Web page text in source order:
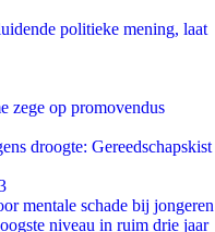
politieke mening, laat
zege op promovendus
droogte: Gereedschapskist
mentale schade bij jongeren
niveau in ruim drie jaar